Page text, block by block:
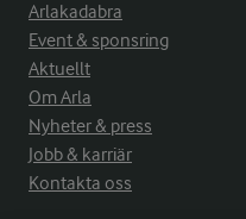
Arlakadabra
Event & sponsring
Aktuellt
Om Arla
Nyheter & press
Jobb & karriär
Kontakta oss